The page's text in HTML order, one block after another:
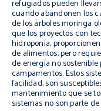
refugiados pueden
cuando abandonen los
de los árbolesmoringa
que los proyectos con
hidroponía,
de alimentos, pero
de energía no
campamentos. Estos
facilidad, son
mantenimiento que se
sistemas no son parte